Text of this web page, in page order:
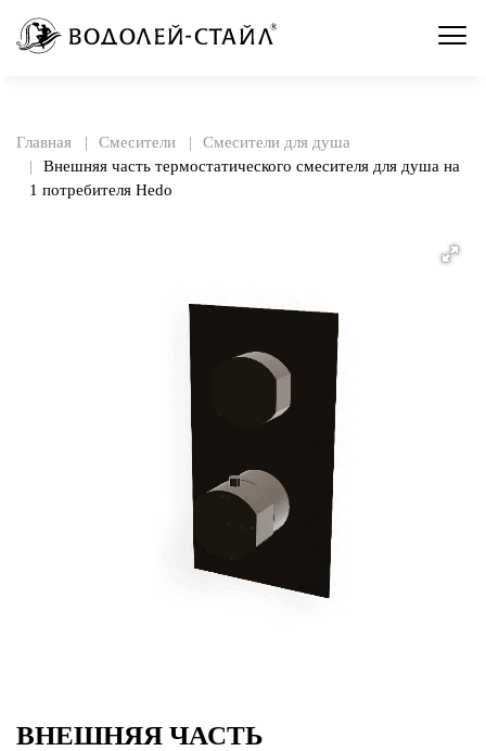
Главная Смесители
Смесители для душа
Внешняя часть термостатического смесителя для душа на
1 потребителя Hedo
ВНЕШНЯЯ ЧАСТЬ